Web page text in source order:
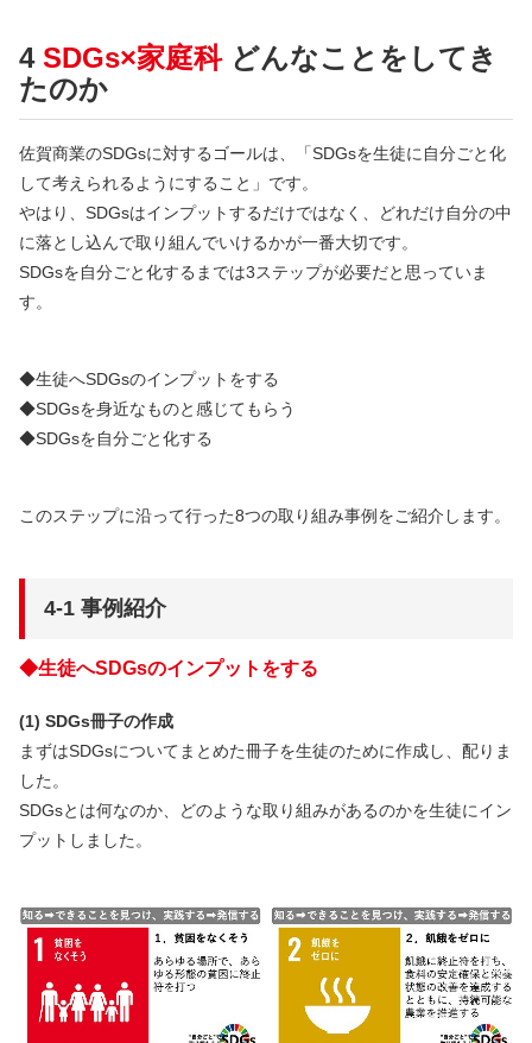
4 SDGs×家庭科どんなことをしてき
たのか
佐賀商業のSDGsに対するゴールは、「SDGsを生徒に自分ごと化
して考えられるようにすること」です。
やはり、SDGsはインプットするだけではなく、どれだけ自分の中
に落とし込んで取り組んでいけるかが一番大切です。
SDGsを自分ごと化するまでは3ステップが必要だと思っていま
す。
◆生徒へSDGsのインプットをする
◆SDGsを身近なものと感じてもらう
◆SDGsを自分ごと化する
このステップに沿って行った8つの取り組み事例をご紹介します。
4-1 事例紹介
◆生徒へSDGsのインプットをする
(1) SDGs冊子の作成
まずはSDGsについてまとめた冊子を生徒のために作成し、配りま
した。
SDGsとは何なのか、どのような取り組みがあるのかを生徒にイン
プットしました。